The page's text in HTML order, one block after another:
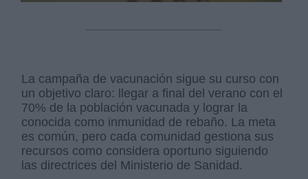
La campaña de vacunación sigue su curso con
un objetivo claro: llegar a final del verano con el
70% de la población vacunada y lograr la
conocida como inmunidad de rebaño. La meta
es común, pero cada comunidad gestiona sus
recursos como considera oportuno siguiendo
las directrices del Ministerio de Sanidad.